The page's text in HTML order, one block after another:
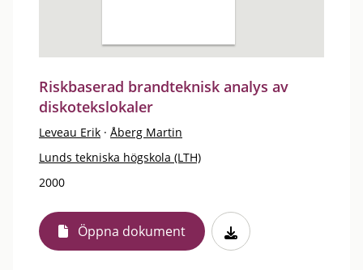
Riskbaserad brandteknisk analys av
diskotekslokaler
Leveau Erik · Åberg Martin
Lunds tekniska högskola (LTH)
2000
Öppna dokument